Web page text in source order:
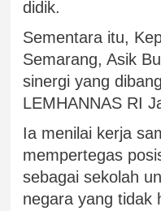
didik.
Sementara itu,
Semarang, Asik
sinergi yang
LEMHANNAS RI
Ia menilai kerja
mempertegas
sebagai sekolah
negara yang tidak